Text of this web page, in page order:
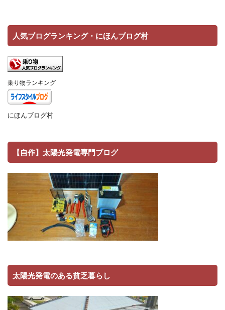
人気ブログランキング・にほんブログ村
乗り物ランキング
にほんブログ村
【自作】太陽光発電専門ブログ
太陽光発電のある貧乏暮らし